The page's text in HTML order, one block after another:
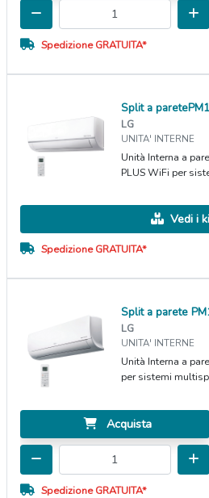
Spedizione GRATUITA*
Split a
LG
UNITA' INTERNE
Unità Interna a
PLUS WiFi per
Vedi i
Spedizione GRATUITA*
Split a parete
LG
UNITA' INTERNE
Unità Interna a
per sistemi
Acquista
Spedizione GRATUITA*